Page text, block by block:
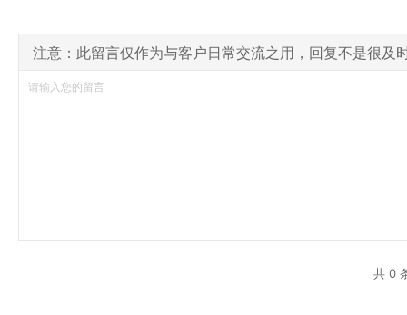
注意：此留言仅作为与客户日常交流之用，回复不是很及
共 0